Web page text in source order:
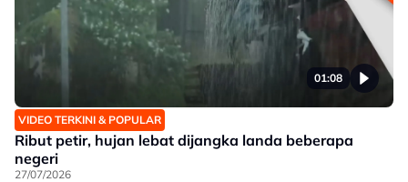
01:08
VIDEO TERKINI & POPULAR
Ribut petir, hujan lebat dijangka landa beberapa
negeri
27/07/2026